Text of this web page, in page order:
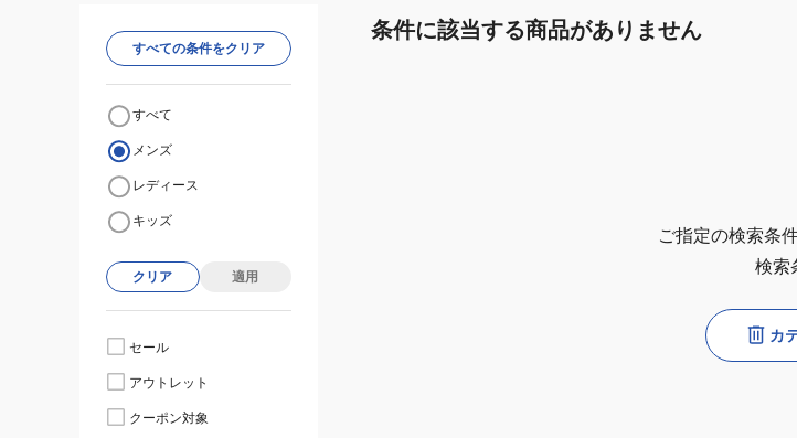
条件に該当する商品がありません
ご指定の検索条
検索
カ
すべての条件をクリア
すべて
メンズ
レディース
キッズ
クリア 適用
セール
アウトレット
クーポン対象